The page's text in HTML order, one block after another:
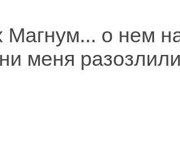
Магнум... о нем
меня